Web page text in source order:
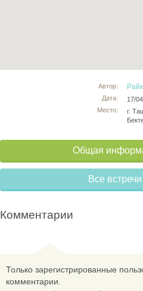
Автор:
Дата:
Место:
17/
г.
Общая
Все
Комментарии
Только зарегистрированные
комментарии.